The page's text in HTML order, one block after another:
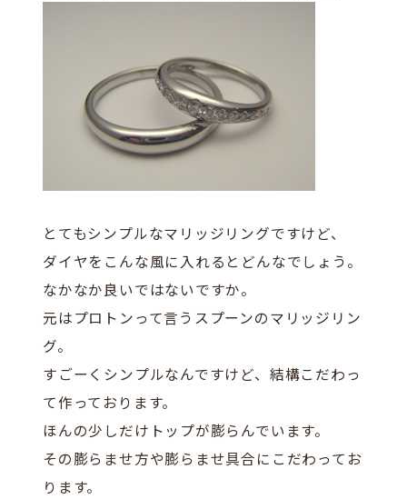
とてもシンプルなマリッジリングですけど、
ダイヤをこんな風に入れるとどんなでしょう。
なかなか良いではないですか。
元はプロトンって言うスプーンのマリッジリン
グ。
すごーくシンプルなんですけど、結構こだわっ
て作っております。
ほんの少しだけトップが膨らんでいます。
その膨らませ方や膨らませ具合にこだわってお
ります。